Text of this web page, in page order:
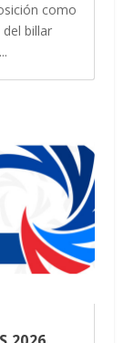
como
billar